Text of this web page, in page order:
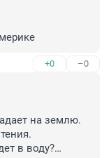
+0 –0
на землю.
в воду?